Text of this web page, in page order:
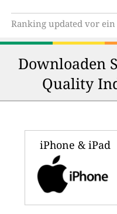
Ranking updated vor ein
Downloaden
Quality
iPhone & iPad